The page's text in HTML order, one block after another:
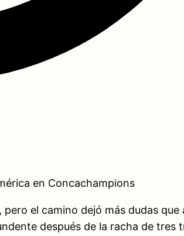
en Concachampions
el camino dejó más dudas
después de la racha de tres